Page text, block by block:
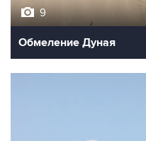
9
Обмеление Дуная